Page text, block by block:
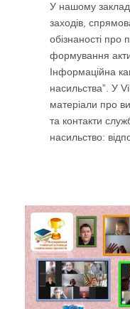
У нашому
заходів,
обізнаності про
формування
Інформаційна
насильства”. У
матеріали про
та контакти
насильство: